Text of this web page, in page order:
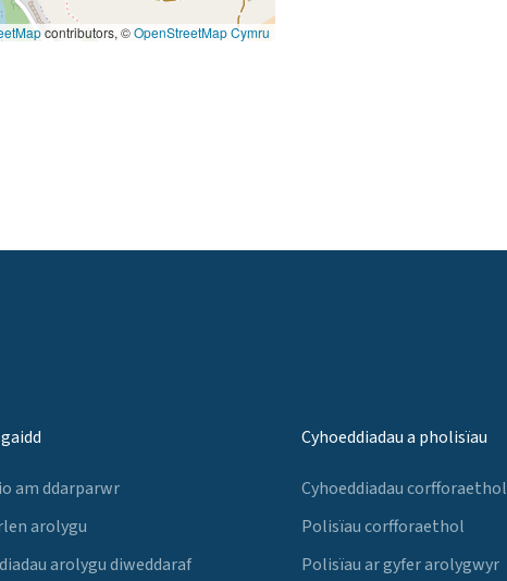
contributors, ©OpenStreetMap Cymru
am ddarparwr
arolygu
arolygu diweddaraf
Cyhoeddiadau a pholisïau
Cyhoeddiadau corfforaethol
Polisïau corfforaethol
Polisïau ar gyfer arolygwyr